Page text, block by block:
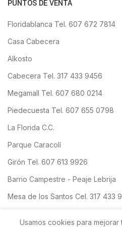
PUNTOS DE VENTA
Floridablanca Tel. 607 672 7814
Casa Cabecera
Alkosto
Cabecera Tel. 317 433 9456
Megamall Tel. 607 680 0214
Piedecuesta Tel. 607 655 0798
La Florida C.C.
Parque Caracolí
Girón Tel. 607 613 9926
Barrio Campestre - Peaje Lebrija
Mesa de los Santos Cel. 317 433
Usamos cookies para